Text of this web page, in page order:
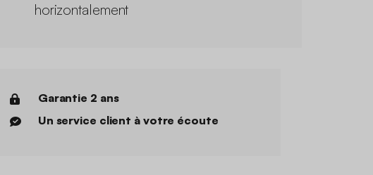
horizontalement
Garantie 2 ans
Un service client à votre écoute